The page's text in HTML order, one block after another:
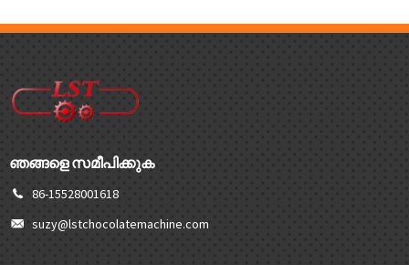
ഞങ്ങളെ സമീപിക്കുക
86-15528001618
suzy@lstchocolatemachine.com